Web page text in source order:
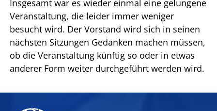
Insgesamt war es wieder einmal eine gelungene
Veranstaltung, die leider immer weniger
besucht wird. Der Vorstand wird sich in seinen
nächsten Sitzungen Gedanken machen müssen,
ob die Veranstaltung künftig so oder in etwas
anderer Form weiter durchgeführt werden wird.